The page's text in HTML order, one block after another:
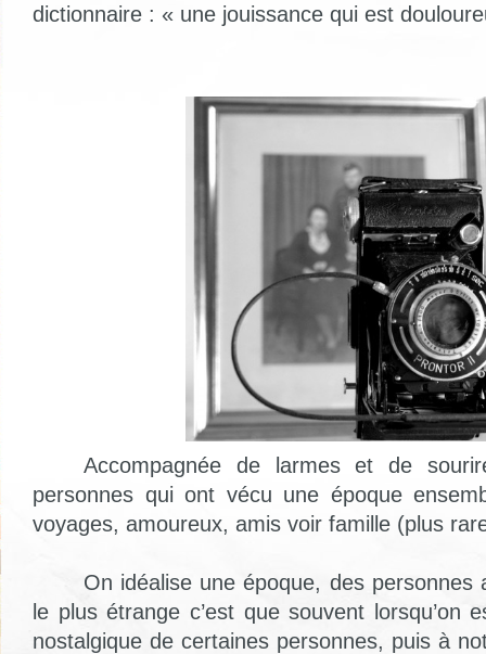
dictionnaire : « une jouissance qui est
Accompagnée de larmes et de
personnes qui ont vécu une époque
voyages, amoureux, amis voir famille (plus
On idéalise une époque, des personnes
le plus étrange c’est que souvent lorsqu’on
nostalgique de certaines personnes, puis à